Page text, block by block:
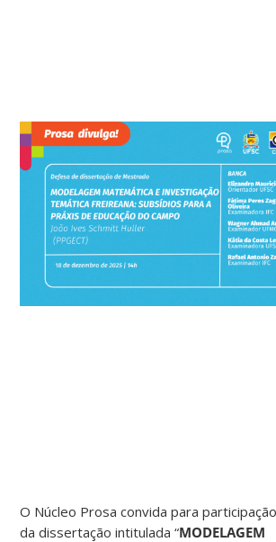
O Núcleo Prosa convida para
da dissertação intitulada “MODELAGEM